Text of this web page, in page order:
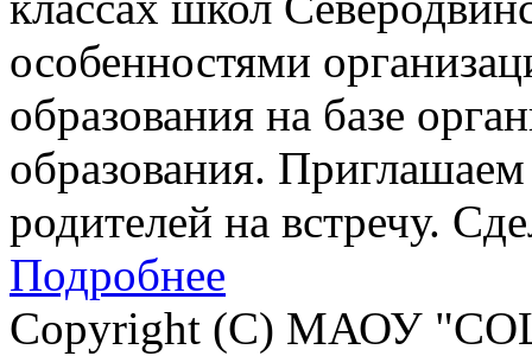
особенностями
образования на базе
образования.
родителей на встречу.
Подробнее
Copyright (C) МАОУ